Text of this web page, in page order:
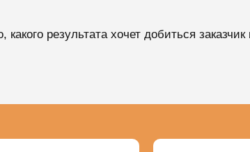
какого результата хочет добиться